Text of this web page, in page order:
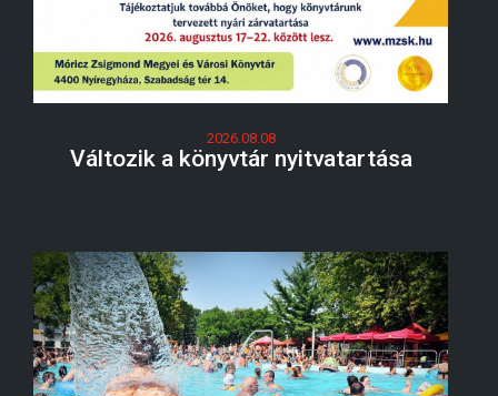
2026.08.08
Változik a könyvtár nyitvatartása